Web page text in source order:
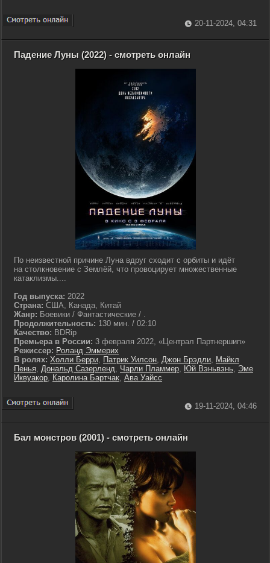
20-11-2024, 04:31
Падение Луны (2022) - смотреть онлайн
По неизвестной причине Луна вдруг сходит с орбиты и идёт
на столкновение с Землёй, что провоцирует множественные
катаклизмы....
Год выпуска: 2022
Страна: США, Канада, Китай
Жанр: Боевики / Фантастические / .
Продолжительность: 130 мин. / 02:10
Качество: BDRip
Премьера в России: 3 февраля 2022, «Централ Партнершип»
Режиссер: Роланд Эммерих
В ролях: Холли Берри, Патрик Уилсон, Джон Брэдли, Майкл
Пенья, Дональд Сазерленд, Чарли Пламмер, Юй Вэньвэнь, Эме
Иквуакор, Каролина Бартчак, Ава Уайсс
19-11-2024, 04:46
Бал монстров (2001) - смотреть онлайн